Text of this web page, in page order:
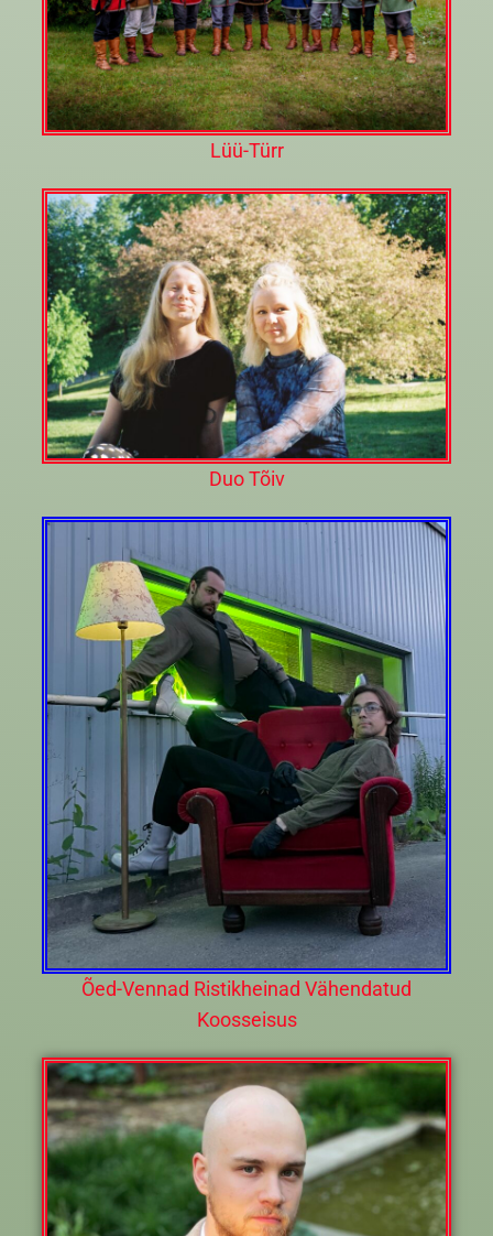
Lüü-Türr
Duo Tõiv
Õed-Vennad Ristikheinad Vähendatud
Koosseisus